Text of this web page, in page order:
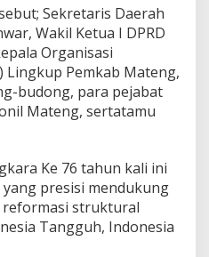
Sekretaris Daerah
Wakil Ketua I DPRD
Organisasi
Lingkup Pemkab Mateng,
budong, para pejabat
Mateng, sertatamu
Ke 76 tahun kali ini
presisi mendukung
reformasi struktural
Tangguh, Indonesia